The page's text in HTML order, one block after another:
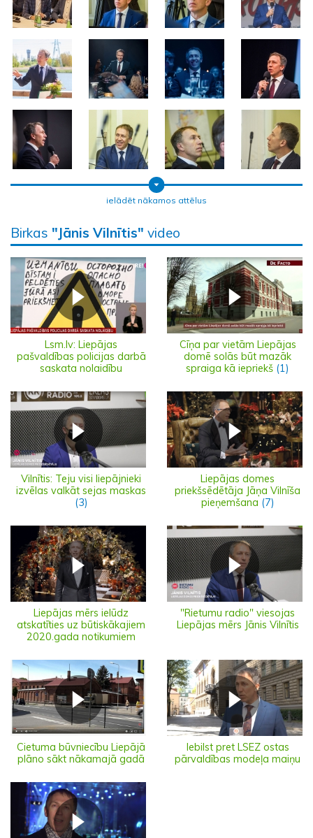
ielādēt nākamos attēlus
Birkas "Jānis Vilnītis" video
Lsm.lv: Liepājas
pašvaldības policijas darbā
saskata nolaidību
Cīņa par vietām Liepājas
domē solās būt mazāk
spraiga kā iepriekš (1)
Vilnītis: Teju visi liepājnieki
izvēlas valkāt sejas maskas
(3)
Liepājas domes
priekšsēdētāja Jāņa Vilnīša
pieņemšana (7)
Liepājas mērs ielūdz
atskatīties uz būtiskākajiem
2020.gada notikumiem
"Rietumu radio" viesojas
Liepājas mērs Jānis Vilnītis
Cietuma būvniecību Liepājā
plāno sākt nākamajā gadā
Iebilst pret LSEZ ostas
pārvaldības modeļa maiņu